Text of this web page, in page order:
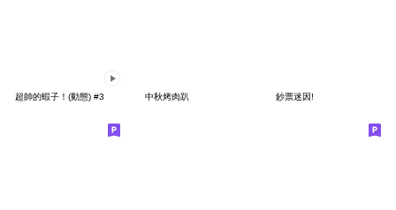
超帥的蝦子！(動態) #3 中秋烤肉趴 鈔票迷因!